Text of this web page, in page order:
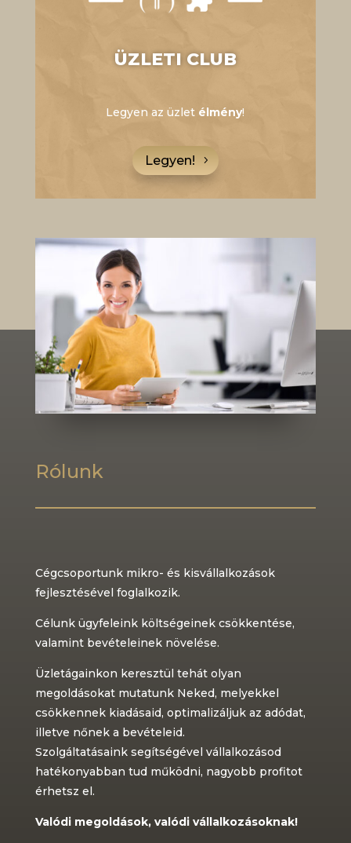
ÜZLETI CLUB
Legyen az üzlet élmény!
Legyen!
Rólunk
Cégcsoportunk mikro- és kisvállalkozások
fejlesztésével foglalkozik.
Célunk ügyfeleink költségeinek csökkentése,
valamint bevételeinek növelése.
Üzletágainkon keresztül tehát olyan
megoldásokat mutatunk Neked, melyekkel
csökkennek kiadásaid, optimalizáljuk az adódat,
illetve nőnek a bevételeid.
Szolgáltatásaink segítségével vállalkozásod
hatékonyabban tud működni, nagyobb profitot
érhetsz el.
Valódi megoldások, valódi vállalkozásoknak!